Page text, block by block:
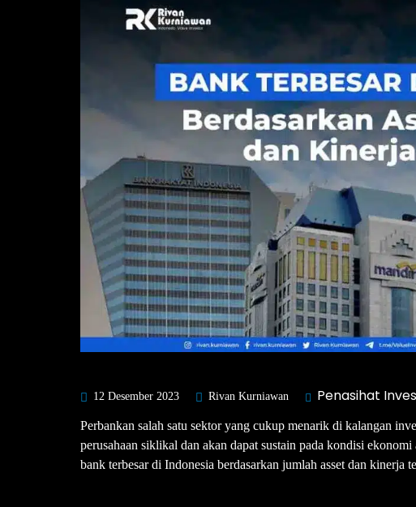
12 Desember 2023 Rivan Kurniawan Penasihat
Perbankan salah satu sektor yang cukup menarik di kalangan
perusahaan siklikal dan akan dapat sustain pada kondisi
bank terbesar di Indonesia berdasarkan jumlah asset dan